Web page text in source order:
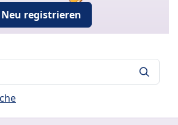
Neu registrieren